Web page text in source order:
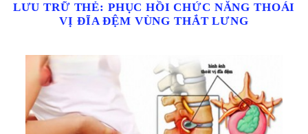
LƯU TRỮ THẺ: PHỤC HỒI CHỨC NĂNG THOÁI
VỊ ĐĨA ĐỆM VÙNG THẮT LƯNG